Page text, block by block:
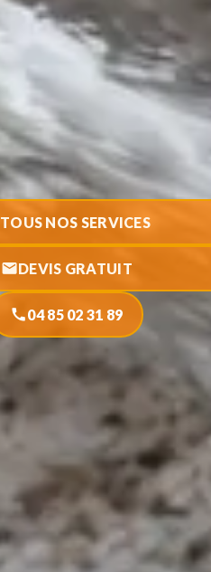
TOUS NOS SERVICES
mailDEVIS GRATUIT
call04 85 02 31 89